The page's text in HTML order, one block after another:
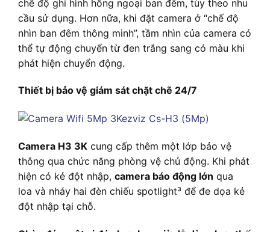
chế độ ghi hình hồng ngoại ban đêm, tùy theo nhu
cầu sử dụng. Hơn nữa, khi đặt camera ở “chế độ
nhìn ban đêm thông minh”, tầm nhìn của camera có
thể tự động chuyển từ đen trắng sang có màu khi
phát hiện chuyển động.
Thiết bị bảo vệ giám sát chặt chẽ 24/7
Camera H3 3K cung cấp thêm một lớp bảo vệ
thông qua chức năng phòng vệ chủ động. Khi phát
hiện có kẻ đột nhập, camera báo động lớn qua
loa và nháy hai đèn chiếu spotlight³ để đe dọa kẻ
đột nhập tại chỗ.